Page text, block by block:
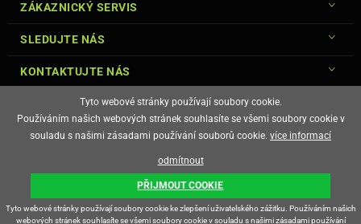
ZÁKAZNICKÝ SERVIS
SLEDUJTE NÁS
KONTAKTUJTE NÁS
E-shop vytvořila
Tyto webové stránky používají soubory cookie.
Používáním našich webových stránek souhlasíte se všemi soubory cookie v
souladu s našimi zásadami používání souborů cookie. více informací
odmítnout
PŘIJMOUT COOKIE
Tyto webové stránky používají soubory cookie ke zlepšení uživatelského zážitku. Používáním našich
webových stránek souhlasíte se všemi soubory cookie v souladu s našimi zásadami používání